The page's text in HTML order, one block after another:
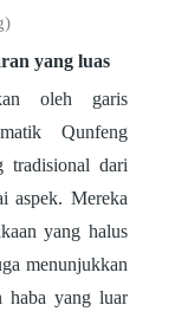
yang luas
oleh garis
Qunfeng
tradisional dari
aspek. Mereka
yang halus
menunjukkan
haba yang luar